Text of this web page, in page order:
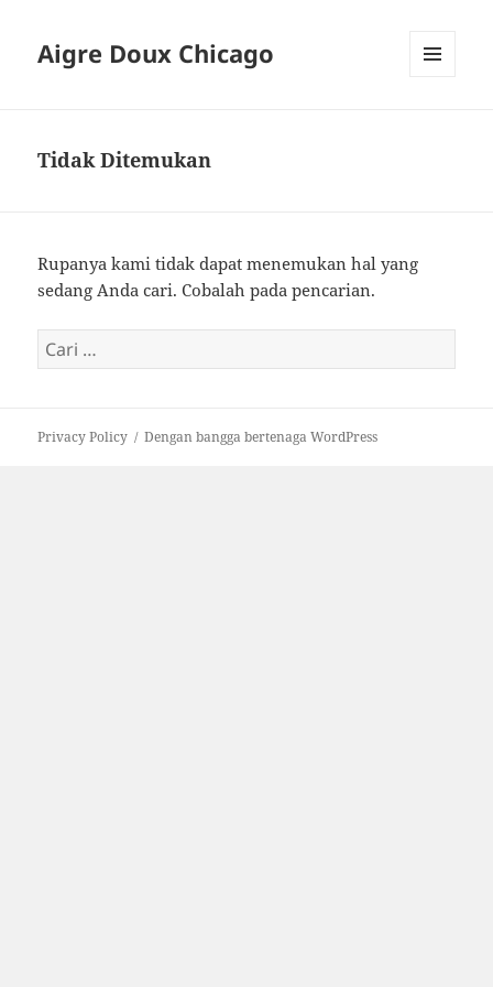
Aigre Doux Chicago
Tidak Ditemukan
Rupanya kami tidak dapat menemukan hal yang
sedang Anda cari. Cobalah pada pencarian.
Cari
untuk:
Privacy Policy Dengan bangga bertenaga WordPress